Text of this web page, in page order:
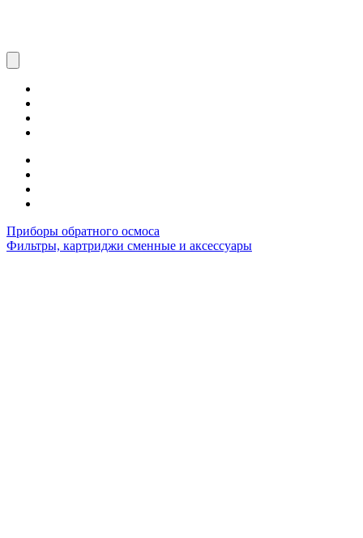
Приборы обратного осмоса
Фильтры, картриджи сменные и аксессуары